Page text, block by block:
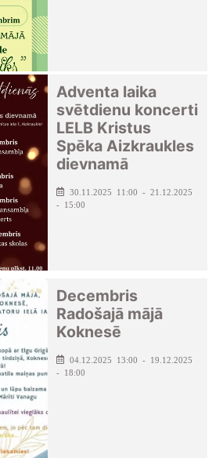
Adventa laika
svētdienu koncerti
LELB Kristus
Spēka Aizkraukles
dievnamā
30.11.2025 11:00 - 21.12.2025
- 15:00
Decembris
Radošajā mājā
Koknesē
04.12.2025 13:00 - 19.12.2025
- 18:00